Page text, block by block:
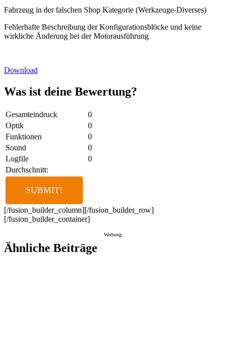
Fahrzeug in der falschen Shop Kategorie (Werkzeuge-Diverses)
Fehlerhafte Beschreibung der Konfigurationsblöcke und keine
wirkliche Änderung bei der Motorausführung
Download
Was ist deine Bewertung?
Gesamteindruck
0
Optik
0
Funktionen
0
Sound
0
Logfile
0
Durchschnitt:
[/fusion_builder_column][/fusion_builder_row]
[/fusion_builder_container]
Werbung
Ähnliche Beiträge